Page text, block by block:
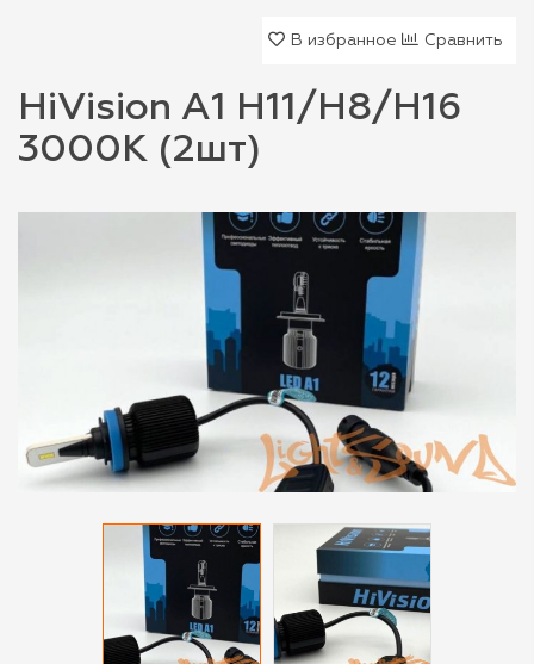
В избранное Сравнить
HiVision A1 H11/H8/H16
3000K (2шт)